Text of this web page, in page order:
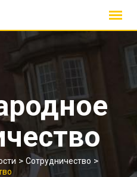
> Сотрудничество >